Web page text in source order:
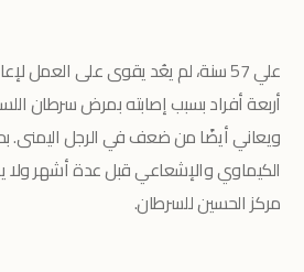
علي 57 سنة، لم يعُد يقوى على العمل
أربعة أفراد بسبب إصابته بمرض سرطان
ويعاني أيضًا من ضعف في الرجل اليمنى.
الكيماوي والإشعاعي قبل عدة أشهر ولا
مركز الحسين للسرطان.